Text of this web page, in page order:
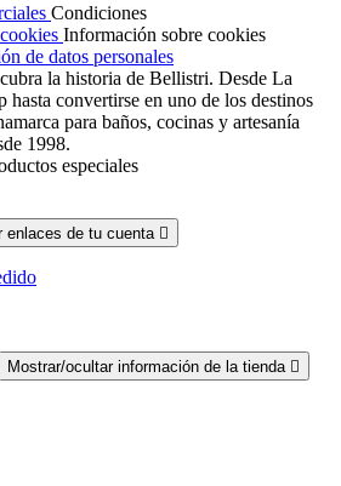
Condiciones
Información sobre cookies
de datos personales
la historia de Bellistri. Desde La
hasta convertirse en uno de los destinos
para baños, cocinas y artesanía
1998.
especiales
enlaces de tu cuenta 
Mostrar/ocultar información de la tienda 